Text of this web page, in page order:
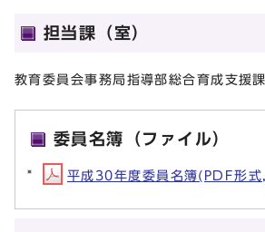
担当課（室）
教育委員会事務局指導部総合育成支援課
委員名簿（ファイル）
平成30年度委員名簿(PDF形